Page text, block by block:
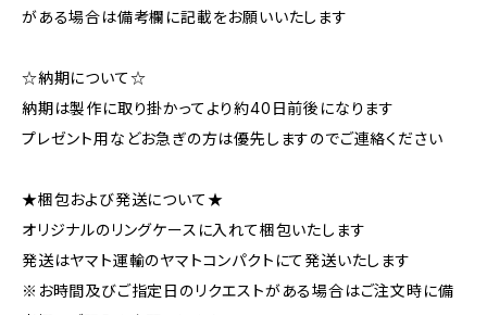
がある場合は備考欄に記載をお願いいたします
☆納期について☆
納期は製作に取り掛かってより約40日前後になります
プレゼント用などお急ぎの方は優先しますのでご連絡ください
★梱包および発送について★
オリジナルのリングケースに入れて梱包いたします
発送はヤマト運輸のヤマトコンパクトにて発送いたします
※お時間及びご指定日のリクエストがある場合はご注文時に備